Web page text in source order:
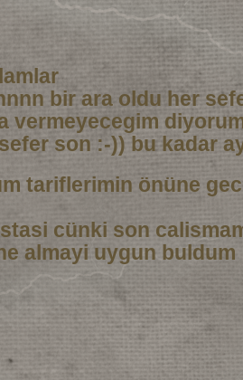
bir ara oldu her
vermeyecegim
son :-)) bu kadar
tariflerimin önüne
cünki son
almayi uygun buldum